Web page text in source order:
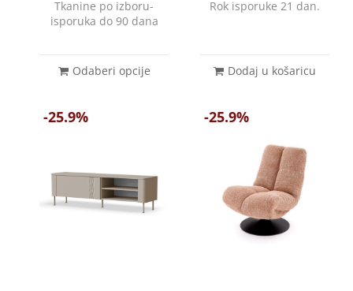
Tkanine po izboru-
isporuka do 90 dana
Odaberi opcije
Rok isporuke 21 dan.
Dodaj u košaricu
-25.9% -25.9%